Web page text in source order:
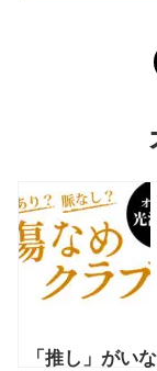
「推し」がいな